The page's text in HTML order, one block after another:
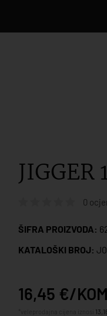
0
ŠIFRA PROIZVODA:
KATALOŠKI BROJ:
16,45 €/KOM